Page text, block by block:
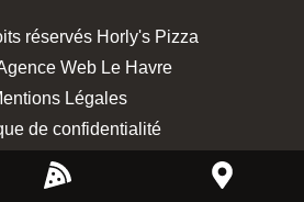
réservés Horly's Pizza
Web Le Havre
Légales
de confidentialité